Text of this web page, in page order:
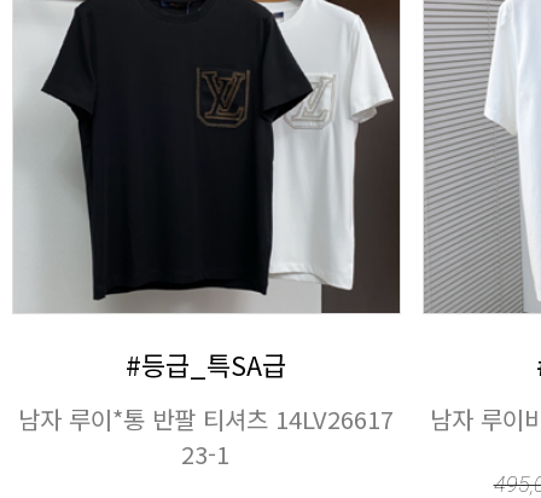
#등급_특SA급
23-1
남자 루이